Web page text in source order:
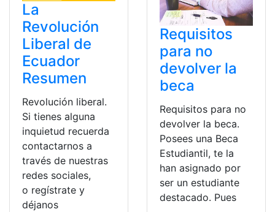
La
Revolución
Liberal de
Ecuador
Resumen
Revolución liberal.
Si tienes alguna
inquietud recuerda
contactarnos a
través de nuestras
redes sociales,
o regístrate y
déjanos
Requisitos
para no
devolver la
beca
Requisitos para no
devolver la beca.
Posees una Beca
Estudiantil, te la
han asignado por
ser un estudiante
destacado. Pues